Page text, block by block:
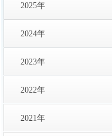
2025年
2024年
2023年
2022年
2021年